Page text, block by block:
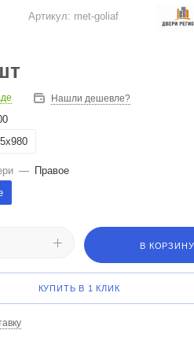
Артикул: met-goliaf
Нашли дешевле?
— Правое
В КОРЗИНУ
КУПИТЬ В 1 КЛИК